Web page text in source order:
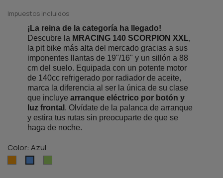
Impuestos incluidos
¡La reina de la categoría ha llegado!
Descubre la MRACING 140 SCORPION XXL,
la pit bike más alta del mercado gracias a sus
imponentes llantas de 19"/16" y un sillón a 88
cm del suelo. Equipada con un potente motor
de 140cc refrigerado por radiador de aceite,
marca la diferencia al ser la única de su clase
que incluye arranque eléctrico por botón y
luz frontal . Olvídate de la palanca de arranque
y estira tus rutas sin preocuparte de que se
haga de noche.
Color: Azul